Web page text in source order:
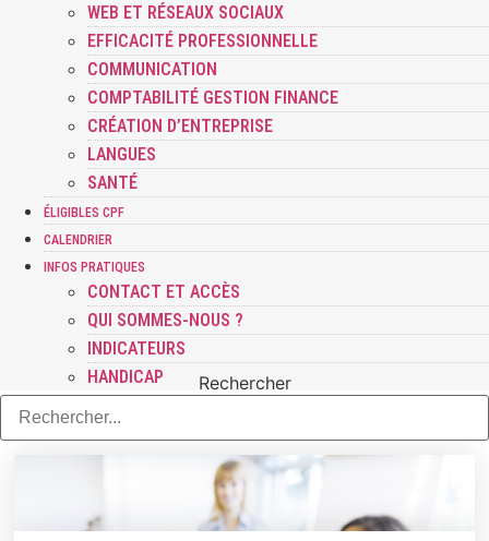
WEB ET RÉSEAUX SOCIAUX
EFFICACITÉ PROFESSIONNELLE
COMMUNICATION
COMPTABILITÉ GESTION FINANCE
CRÉATION D’ENTREPRISE
LANGUES
SANTÉ
ÉLIGIBLES CPF
CALENDRIER
INFOS PRATIQUES
CONTACT ET ACCÈS
QUI SOMMES-NOUS ?
INDICATEURS
HANDICAP
Rechercher